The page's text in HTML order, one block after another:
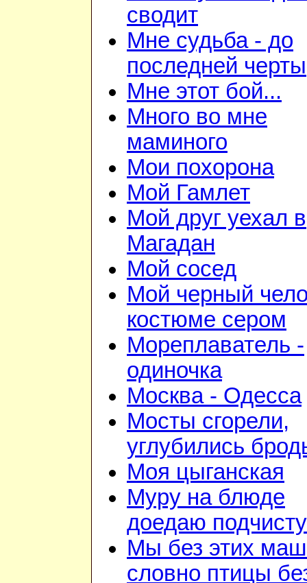
сводит
Мне судьба - до
последней черты
Мне этот бой...
Много во мне
маминого
Мои похорона
Мой Гамлет
Мой друг уехал в
Магадан
Мой сосед
Мой черный
костюме сером
Мореплаватель -
одиночка
Москва - Одесса
Мосты сгорели,
углубились
Моя цыганская
Муру на блюде
доедаю
Мы без этих
словно птицы